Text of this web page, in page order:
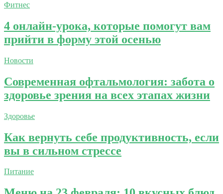
Фитнес
4 онлайн-урока, которые помогут вам
прийти в форму этой осенью
Новости
Современная офтальмология: забота о
здоровье зрения на всех этапах жизни
Здоровье
Как вернуть себе продуктивность, если
вы в сильном стрессе
Питание